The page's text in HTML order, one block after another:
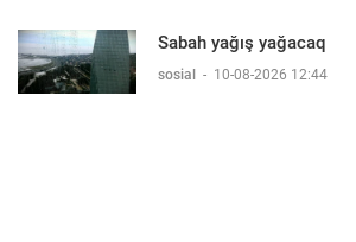
Sabah yağış yağacaq
sosial - 10-08-2026 12:44